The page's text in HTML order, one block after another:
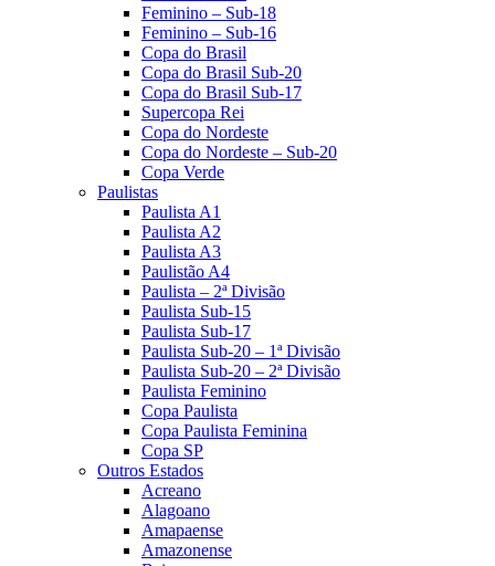
Feminino – Sub-18
Feminino – Sub-16
Copa do Brasil
Copa do Brasil Sub-20
Copa do Brasil Sub-17
Supercopa Rei
Copa do Nordeste
Copa do Nordeste – Sub-20
Copa Verde
Paulistas
Paulista A1
Paulista A2
Paulista A3
Paulistão A4
Paulista – 2ª Divisão
Paulista Sub-15
Paulista Sub-17
Paulista Sub-20 – 1ª Divisão
Paulista Sub-20 – 2ª Divisão
Paulista Feminino
Copa Paulista
Copa Paulista Feminina
Copa SP
Outros Estados
Acreano
Alagoano
Amapaense
Amazonense